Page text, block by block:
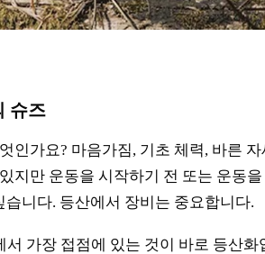
슈즈
인가요? 마음가짐, 기초 체력, 바른
지만 운동을 시작하기 전 또는 운동
습니다. 등산에서 장비는 중요합니다.
가장 접점에 있는 것이 바로 등산